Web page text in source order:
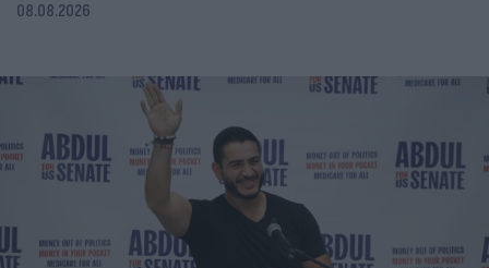
08.08.2026